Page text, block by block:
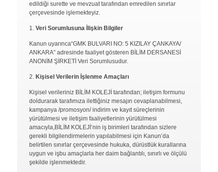
edildiği surette ve mevzuat tarafından emredilen sınırlar
çerçevesinde işlemekteyiz.
Veri Sorumlusuna İlişkin Bilgiler
Kanun uyarınca“GMK BULVARI NO: 5 KIZILAY ÇANKAYA/
ANKARA” adresinde faaliyet gösteren BİLİM DERSANESİ
ANONİM ŞİRKETİ Veri Sorumlusudur.
Kişisel Verilerin İşlenme Amaçları
Kişisel verileriniz BİLİM KOLEJİ tarafından; iletişim formunu
doldurarak tarafımıza ilettiğiniz mesajın cevaplanabilmesi,
kampanya /promosyon/ indirim ve kayıt süreçlerinin
yürütülmesi ve iletişim faaliyetlerinin yürütülmesi
amacıyla,BİLİM KOLEJİ’nin iş birimleri tarafından sizlere
gerekli bilgilendirmelerin yapılabilmesi için Kanun’da
belirtilen sınırlar çerçevesinde hukuka, dürüstlük kurallarına
uygun ve işbu amaçlarla her daim bağlantılı, sınırlı ve ölçülü
şekilde işlenmektedir.